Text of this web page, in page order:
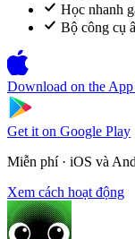
Học nhanh
Bộ công cụ
Download on the App
Get it on Google Play
Miễn phí · iOS và
Xem cách hoạt động